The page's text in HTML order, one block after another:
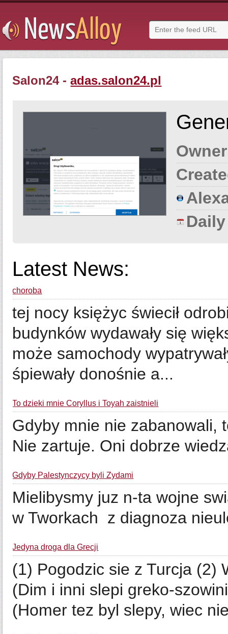
Salon24 -adas.salon24.pl
Latest News:
choroba
tej nocy księżyc świecił
budynków wydawały się
może samochody
śpiewały donośnie a...
To dzieki mnie Coryllus i Toyah zaistnieli
Gdyby mnie nie
Nie zartuje. Oni dobrze
Gdyby Palestynczycy byli Zydami
Mielibysmy juz n-ta wojne
w Tworkach z diagnoza
Jedyna droga dla Grecji
(1) Pogodzic sie z Turcja (2)
(Dim i inni slepi greko-
(Homer tez byl slepy, wiec